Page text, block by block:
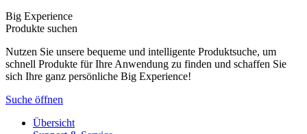
Big Experience
Produkte suchen
Nutzen Sie unsere bequeme und intelligente Produktsuche, um
schnell Produkte für Ihre Anwendung zu finden und schaffen Sie
sich Ihre ganz persönliche Big Experience!
Suche öffnen
Übersicht